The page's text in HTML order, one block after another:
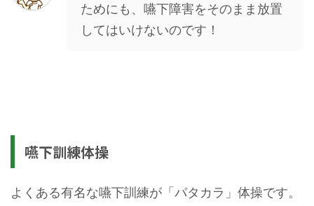
ためにも、嚥下障害をそのまま放置
してはいけないのです！
嚥下訓練体操
よくある有名な嚥下訓練が「パタカラ」体操です。